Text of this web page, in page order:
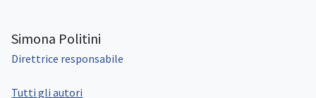
Simona Politini
Direttrice responsabile
Tutti gli autori